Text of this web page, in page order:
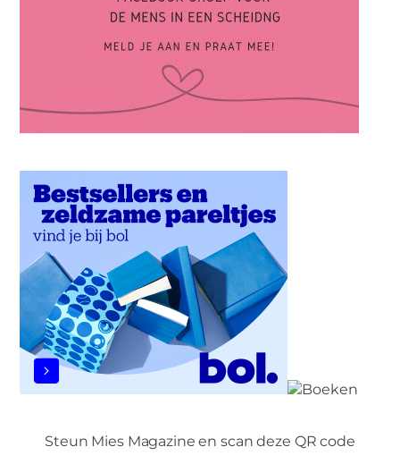
Steun Mies Magazine en scan deze QR code